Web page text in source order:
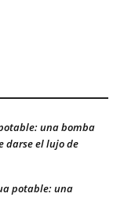
una bomba
darse el lujo de
potable: una